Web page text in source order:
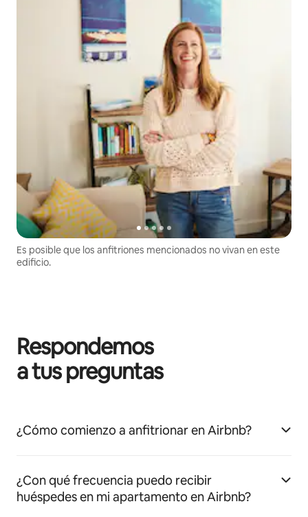
Es posible que los anfitriones mencionados no vivan en este
edificio.
Respondemos
a tus preguntas
¿Cómo comienzo a anfitrionar en Airbnb?
¿Con qué frecuencia puedo recibir
huéspedes en mi apartamento en Airbnb?